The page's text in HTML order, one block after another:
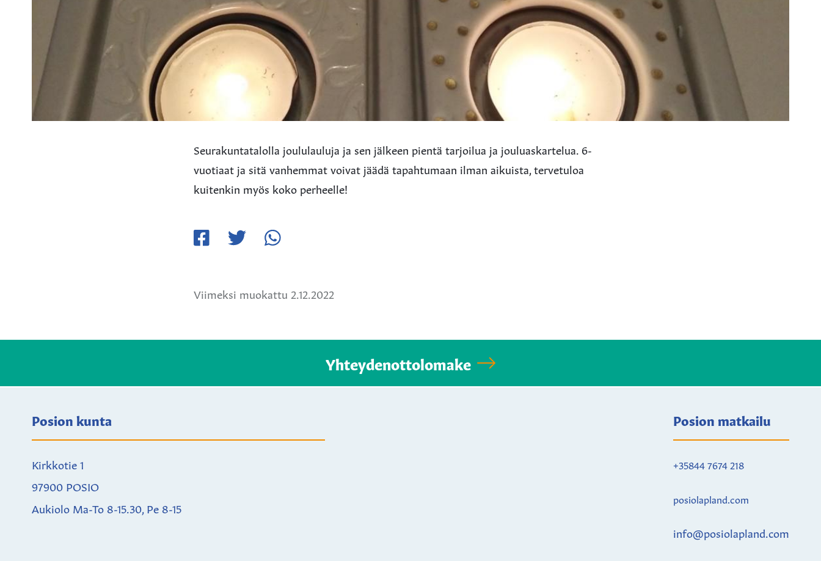
Seurakuntatalolla joululauluja ja sen jälkeen pientä tarjoilua ja jouluaskartelua. 6-
vuotiaat ja sitä vanhemmat voivat jäädä tapahtumaan ilman aikuista, tervetuloa
kuitenkin myös koko perheelle!
Viimeksi muokattu 2.12.2022
Yhteydenottolomake
Posion kunta
Kirkkotie 1
97900 POSIO
Aukiolo Ma-To 8-15.30, Pe 8-15
Posion matkailu
+35844 7674 218
posiolapland.com
info@posiolapland.com